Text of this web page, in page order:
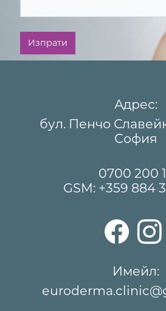
Изпрати
Адрес:
бул. Пенчо
София
0700 200
GSM: +359 884
Имейл: